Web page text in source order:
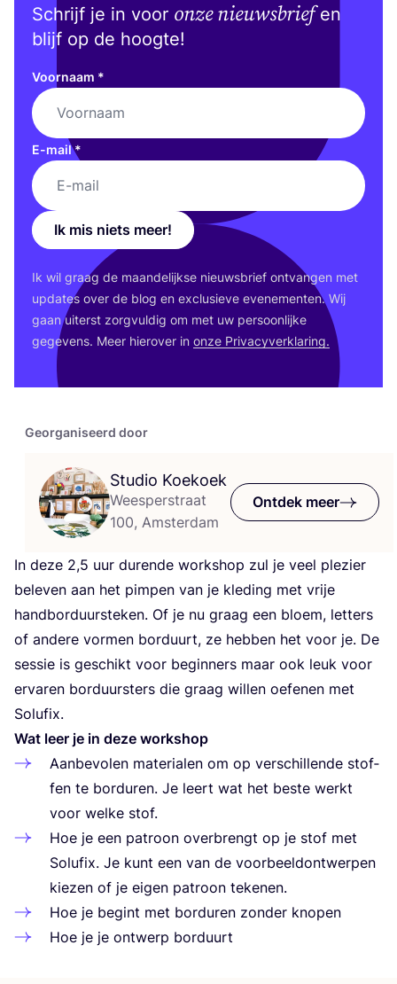
Georganiseerd door
Studio Koekoek
Weesperstraat
100, Amsterdam
Ontdek meer
In deze 2,5 uur duren­de work­shop zul je veel ple­zier
bele­ven aan het pim­pen van je kle­ding met vrije
hand­bor­duur­ste­ken. Of je nu graag een bloem, let­ters
of ande­re vor­men bor­duurt, ze heb­ben het voor je. De
ses­sie is geschikt voor begin­ners maar ook leuk voor
erva­ren bor­duur­sters die graag wil­len oefe­nen met
Solufix.
Wat leer je in deze workshop
Aan­be­vo­len mate­ri­a­len om op ver­schil­len­de stof­
fen te bor­du­ren. Je leert wat het bes­te werkt
voor wel­ke stof.
Hoe je een patroon over­brengt op je stof met
Solu­fix. Je kunt een van de voor­beeld­ont­wer­pen
kie­zen of je eigen patroon tekenen.
Hoe je begint met bor­du­ren zon­der knopen
Hoe je je ont­werp borduurt
Schrijf je in voor onze nieuwsbriefen
blijf op de hoogte!
Voornaam *
E-mail*
Ik mis niets meer!
Ik wil graag de maan­de­lijk­se nieuws­brief ont­van­gen met
upda­tes over de blog en exclu­sie­ve eve­ne­men­ten. Wij
gaan uiterst zorg­vul­dig om met uw per­soon­lij­ke
gege­vens. Meer hier­over in onze Pri­va­cy­ver­kla­ring.